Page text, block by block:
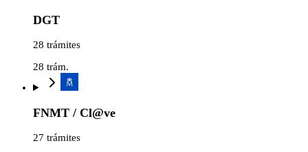
DGT
28 trámites
28 trám.
FNMT / Cl@ve
27 trámites